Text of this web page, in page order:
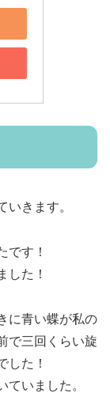
きます。
です！
した！
に青い蝶が私の
で三回くらい旋
した！
いました。